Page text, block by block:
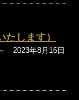
します）
2023年8月16日